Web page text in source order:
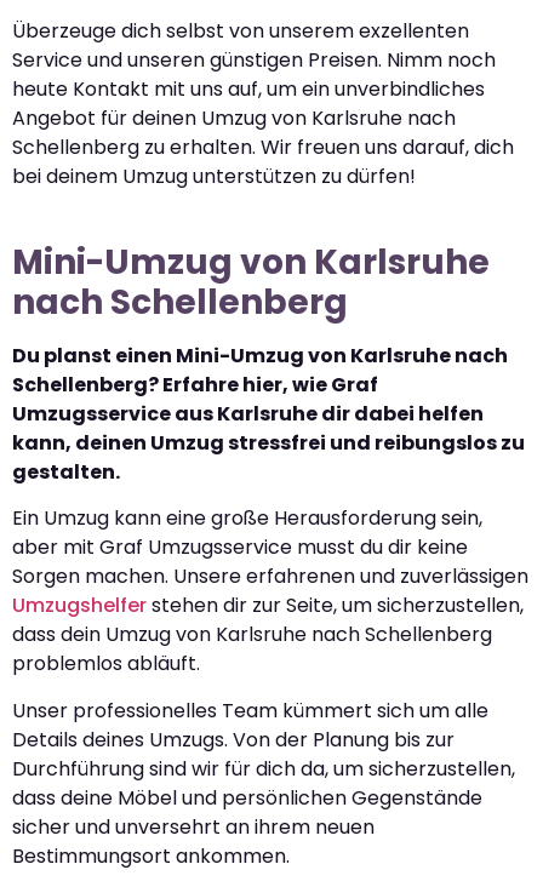
Überzeuge dich selbst von unserem exzellenten
Service und unseren günstigen Preisen. Nimm noch
heute Kontakt mit uns auf, um ein unverbindliches
Angebot für deinen Umzug von Karlsruhe nach
Schellenberg zu erhalten. Wir freuen uns darauf, dich
bei deinem Umzug unterstützen zu dürfen!
Mini-Umzug von Karlsruhe
nach Schellenberg
Du planst einen Mini-Umzug von Karlsruhe nach
Schellenberg? Erfahre hier, wie Graf
Umzugsservice aus Karlsruhe dir dabei helfen
kann, deinen Umzug stressfrei und reibungslos zu
gestalten.
Ein Umzug kann eine große Herausforderung sein,
aber mit Graf Umzugsservice musst du dir keine
Sorgen machen. Unsere erfahrenen und zuverlässigen
Umzugshelferstehen dir zur Seite, um sicherzustellen,
dass dein Umzug von Karlsruhe nach Schellenberg
problemlos abläuft.
Unser professionelles Team kümmert sich um alle
Details deines Umzugs. Von der Planung bis zur
Durchführung sind wir für dich da, um sicherzustellen,
dass deine Möbel und persönlichen Gegenstände
sicher und unversehrt an ihrem neuen
Bestimmungsort ankommen.